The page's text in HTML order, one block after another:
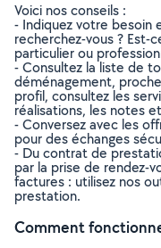
Voici nos conseils :
- Indiquez votre besoin
recherchez-vous ? Est-
particulier ou
- Consultez la liste de
déménagement,
profil, consultez les
réalisations, les notes
- Conversez avec les
pour des échanges
- Du contrat de
par la prise de rendez-
factures : utilisez nos
prestation.
Comment